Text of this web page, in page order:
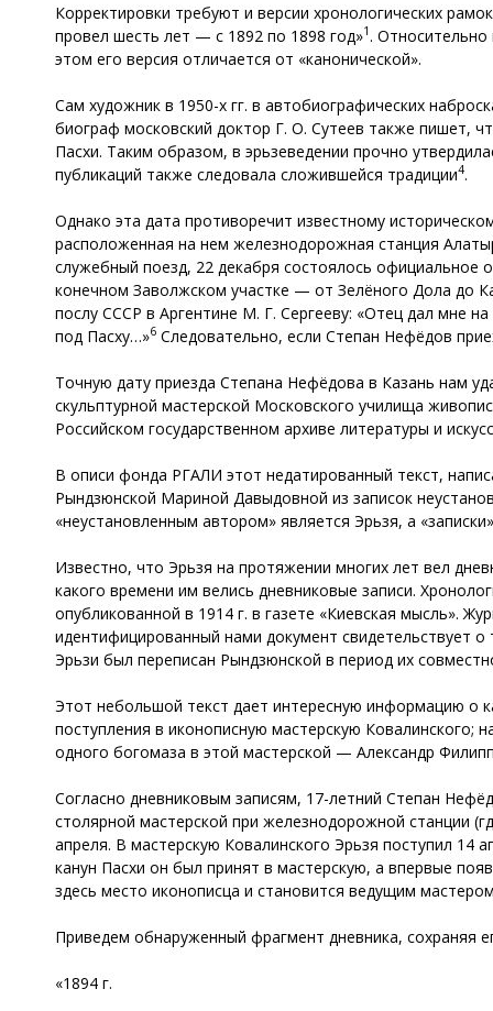
Корректировки требуют и версии хронологических
провел шесть лет — с 1892 по 1898 год»1 .
этом его версия отличается от «канонической».
Сам художник в 1950-х гг. в автобиографических
биограф московский доктор Г. О. Сутеев также пишет,
Пасхи. Таким образом, в эрьзеведении прочно
публикаций также следовала сложившейся традиции4.
Однако эта дата противоречит известному
расположенная на нем железнодорожная станция
служебный поезд, 22 декабря состоялось официальное
конечном Заволжском участке — от Зелёного Дола до
послу СССР в Аргентине М. Г. Сергееву: «Отец дал мне
под Пасху…»6 Следовательно, если Степан Нефёдов
Точную дату приезда Степана Нефёдова в Казань нам
скульптурной мастерской Московского училища
Российском государственном архиве литературы и
В описи фонда РГАЛИ этот недатированный текст,
Рындзюнской Мариной Давыдовной из записок
«неустановленным автором» является Эрьзя, а
Известно, что Эрьзя на протяжении многих лет вел
какого времени им велись дневниковые записи.
опубликованной в 1914 г. в газете «Киевская мысль».
идентифицированный нами документ свидетельствует
Эрьзи был переписан Рындзюнской в период их
Этот небольшой текст дает интересную информацию о
поступления в иконописную мастерскую Ковалинского;
одного богомаза в этой мастерской — Александр
Согласно дневниковым записям, 17-летний Степан
столярной мастерской при железнодорожной станции
апреля. В мастерскую Ковалинского Эрьзя поступил 14
канун Пасхи он был принят в мастерскую, а впервые
здесь место иконописца и становится ведущим
Приведем обнаруженный фрагмент дневника, сохраняя
«1894 г.